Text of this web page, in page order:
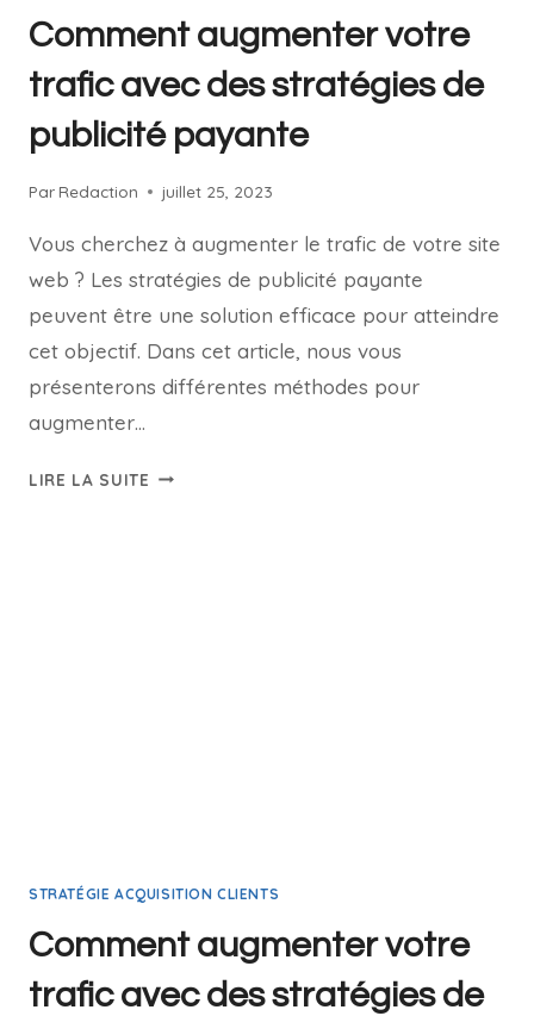
Comment augmenter votre
trafic avec des stratégies de
publicité payante
Par Redaction juillet 25, 2023
Vous cherchez à augmenter le trafic de votre site
web ? Les stratégies de publicité payante
peuvent être une solution efficace pour atteindre
cet objectif. Dans cet article, nous vous
présenterons différentes méthodes pour
augmenter…
LIRE LA SUITE
STRATÉGIE ACQUISITION CLIENTS
Comment augmenter votre
trafic avec des stratégies de